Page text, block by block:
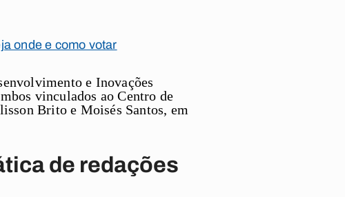
onde e como votar
e Inovações
vinculados ao Centro de
Brito e Moisés Santos, em
de redações